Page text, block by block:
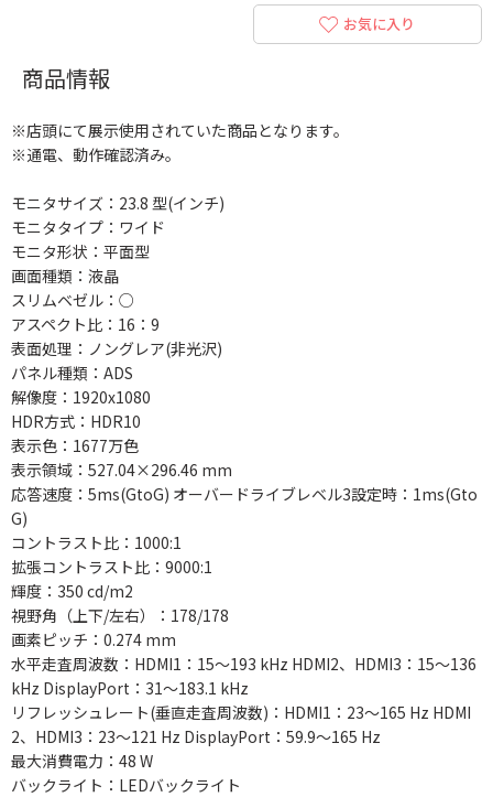
お気に入り
商品情報
※店頭にて展示使用されていた商品となります。
※通電、動作確認済み。
モニタサイズ：23.8 型(インチ)
モニタタイプ：ワイド
モニタ形状：平面型
画面種類：液晶
スリムベゼル：○
アスペクト比：16：9
表面処理：ノングレア(非光沢)
パネル種類：ADS
解像度：1920x1080
HDR方式：HDR10
表示色：1677万色
表示領域：527.04×296.46 mm
応答速度：5ms(GtoG) オーバードライブレベル3設定時：1ms(Gto
G)
コントラスト比：1000:1
拡張コントラスト比：9000:1
輝度：350 cd/m2
視野角（上下/左右）：178/178
画素ピッチ：0.274 mm
水平走査周波数：HDMI1：15～193 kHz HDMI2、HDMI3：15～136
kHz DisplayPort：31～183.1 kHz
リフレッシュレート(垂直走査周波数)：HDMI1：23～165 Hz HDMI
2、HDMI3：23～121 Hz DisplayPort：59.9～165 Hz
最大消費電力：48 W
バックライト：LEDバックライト